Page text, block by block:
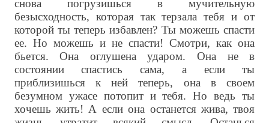
снова погрузишься в мучительную
безысходность, которая так терзала тебя и от
которой ты теперь избавлен? Ты можешь спасти
ее. Но можешь и не спасти! Смотри, как она
бьется. Она оглушена ударом. Она не в
состоянии спастись сама, а если ты
приблизишься к ней теперь, она в своем
безумном ужасе потопит и тебя. Но ведь ты
хочешь жить! А если она останется жива, твоя